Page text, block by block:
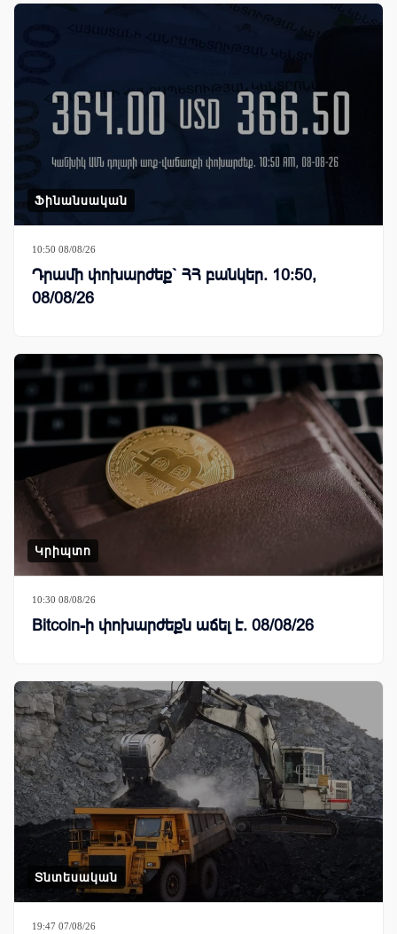
Ֆինանսական
10:50 08/08/26
Դրամի փոխարժեք` ՀՀ բանկեր. 10:50,
08/08/26
Կրիպտո
10:30 08/08/26
Bitcoin-ի փոխարժեքն աճել է. 08/08/26
Տնտեսական
19:47 07/08/26